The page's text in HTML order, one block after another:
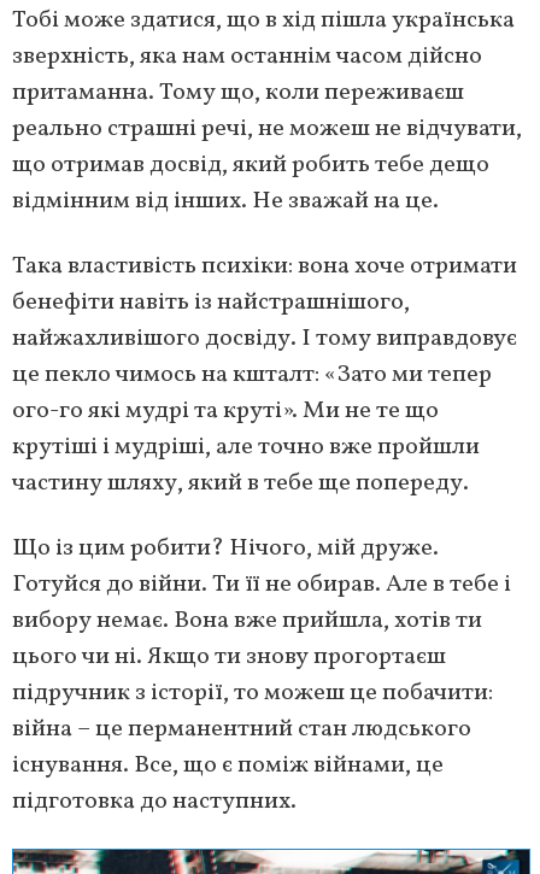
Тобі може здатися, що в хід пішла українська
зверхність, яка нам останнім часом дійсно
притаманна. Тому що, коли переживаєш
реально страшні речі, не можеш не відчувати,
що отримав досвід, який робить тебе дещо
відмінним від інших. Не зважай на це.
Така властивість психіки: вона хоче отримати
бенефіти навіть із найстрашнішого,
найжахливішого досвіду. І тому виправдовує
це пекло чимось на кшталт: «Зато ми тепер
ого-го які мудрі та круті». Ми не те що
крутіші і мудріші, але точно вже пройшли
частину шляху, який в тебе ще попереду.
Що із цим робити? Нічого, мій друже.
Готуйся до війни. Ти її не обирав. Але в тебе і
вибору немає. Вона вже прийшла, хотів ти
цього чи ні. Якщо ти знову прогортаєш
підручник з історії, то можеш це побачити:
війна – це перманентний стан людського
існування. Все, що є поміж війнами, це
підготовка до наступних.